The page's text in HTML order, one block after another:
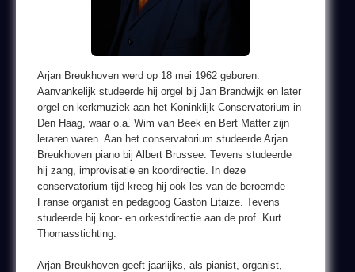
Arjan Breukhoven werd op 18 mei 1962 geboren.
Aanvankelijk studeerde hij orgel bij Jan Brandwijk en later
orgel en kerkmuziek aan het Koninklijk Conservatorium in
Den Haag, waar o.a. Wim van Beek en Bert Matter zijn
leraren waren. Aan het conservatorium studeerde Arjan
Breukhoven piano bij Albert Brussee. Tevens studeerde
hij zang, improvisatie en koordirectie. In deze
conservatorium-tijd kreeg hij ook les van de beroemde
Franse organist en pedagoog Gaston Litaize. Tevens
studeerde hij koor- en orkestdirectie aan de prof. Kurt
Thomasstichting.
Arjan Breukhoven geeft jaarlijks, als pianist, organist,